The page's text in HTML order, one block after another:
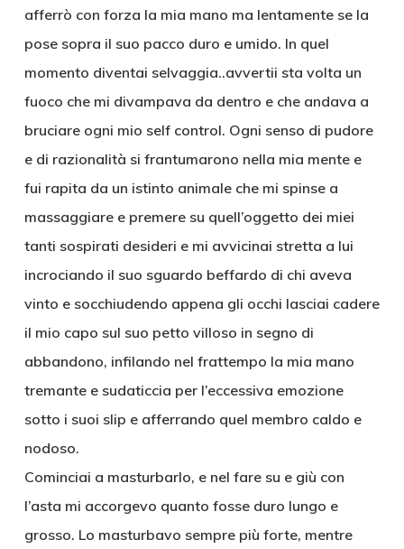
afferrò con forza la mia mano ma lentamente se la
pose sopra il suo pacco duro e umido. In quel
momento diventai selvaggia..avvertii sta volta un
fuoco che mi divampava da dentro e che andava a
bruciare ogni mio self control. Ogni senso di pudore
e di razionalità si frantumarono nella mia mente e
fui rapita da un istinto animale che mi spinse a
massaggiare e premere su quell’oggetto dei miei
tanti sospirati desideri e mi avvicinai stretta a lui
incrociando il suo sguardo beffardo di chi aveva
vinto e socchiudendo appena gli occhi lasciai cadere
il mio capo sul suo petto villoso in segno di
abbandono, infilando nel frattempo la mia mano
tremante e sudaticcia per l’eccessiva emozione
sotto i suoi slip e afferrando quel membro caldo e
nodoso.
Cominciai a masturbarlo, e nel fare su e giù con
l’asta mi accorgevo quanto fosse duro lungo e
grosso. Lo masturbavo sempre più forte, mentre